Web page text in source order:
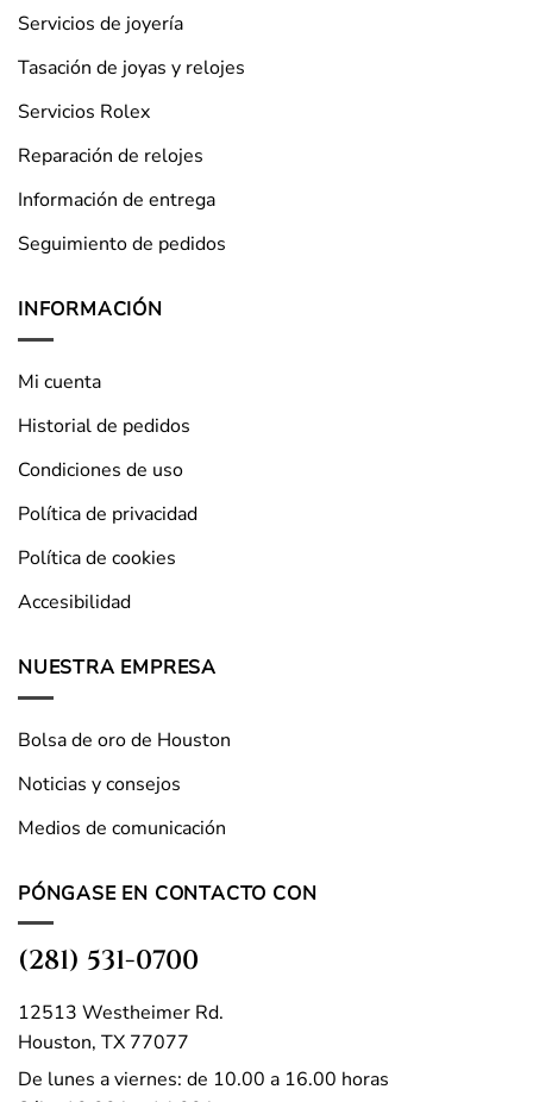
Servicios de joyería
Tasación de joyas y relojes
Servicios Rolex
Reparación de relojes
Información de entrega
Seguimiento de pedidos
INFORMACIÓN
Mi cuenta
Historial de pedidos
Condiciones de uso
Política de privacidad
Política de cookies
Accesibilidad
NUESTRA EMPRESA
Bolsa de oro de Houston
Noticias y consejos
Medios de comunicación
PÓNGASE EN CONTACTO CON
(281) 531-0700
12513 Westheimer Rd.
Houston, TX 77077
De lunes a viernes: de 10.00 a 16.00 horas